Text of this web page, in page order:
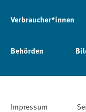
Verbraucher*innen
Behörden
Impressum